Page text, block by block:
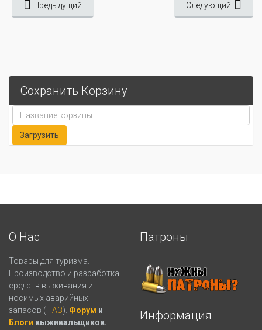
Предыдущий Следующий
Сохранить Корзину
О Нас
Товары для туризма.
Производство и разработка
средств выживания и
носимых аварийных
запасов (НАЗ). Форум и
Блоги выживальщиков.
Патроны
Информация